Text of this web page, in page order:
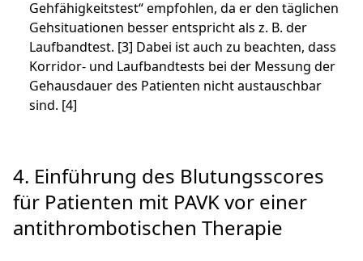
Gehfähigkeitstest“ empfohlen, da er den täglichen
Gehsituationen besser entspricht als z. B. der
Laufbandtest. [3] Dabei ist auch zu beachten, dass
Korridor- und Laufbandtests bei der Messung der
Gehausdauer des Patienten nicht austauschbar
sind. [4]
4. Einführung des Blutungsscores
für Patienten mit PAVK vor einer
antithrombotischen Therapie